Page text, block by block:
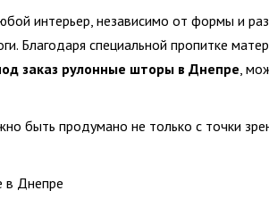
интерьер, независимо от формы и
Благодаря специальной пропитке
заказ рулонные шторы в Днепре ,
быть продумано не только с точки